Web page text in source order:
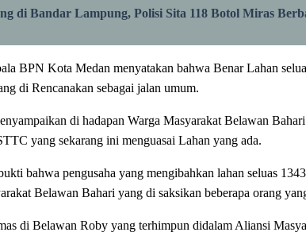
di Bandar Lampung, Polisi Sita 118 Botol Miras
BPN Kota Medan menyatakan bahwa Benar Lahan
di Rencanakan sebagai jalan umum.
di hadapan Warga Masyarakat Belawan
yang sekarang ini menguasai Lahan yang ada.
bahwa pengusaha yang mengibahkan lahan seluas
Belawan Bahari yang di saksikan beberapa orang
di Belawan Roby yang terhimpun didalam Aliansi